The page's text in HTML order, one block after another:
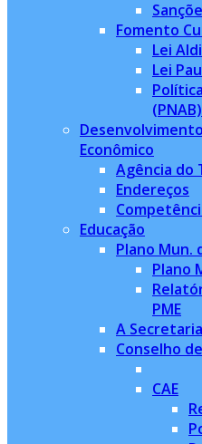
Fomento
Lei
Lei
(PNAB)
Desenvolvimento
Econômico
Agência do
Endereços
Educação
Plano Mun.
Plano
PME
A Secretaria
Conselho
CAE